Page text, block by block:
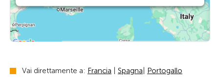
Vai direttamente a: Francia Spagna Portogallo